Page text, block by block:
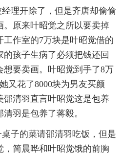
理开除了，但是齐唐却偷偷
。原来叶昭觉之所以要卖掉
作室的7万块是叶昭觉借的
孩子生病了必须把钱还回
要卖画。叶昭觉到手了8万
又花了8000块为男友买颜
清羽直言叶昭觉这是包养
羽是包养了蒋毅。
子的菜请邵清羽吃饭，但是
简晨晔和叶昭觉饿的前胸